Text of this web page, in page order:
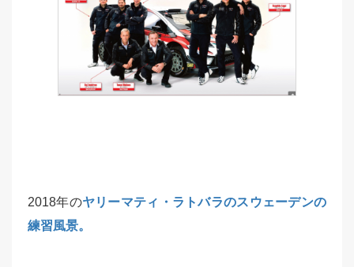
2018年のヤリーマティ・ラトバラのスウェーデンの
練習風景。